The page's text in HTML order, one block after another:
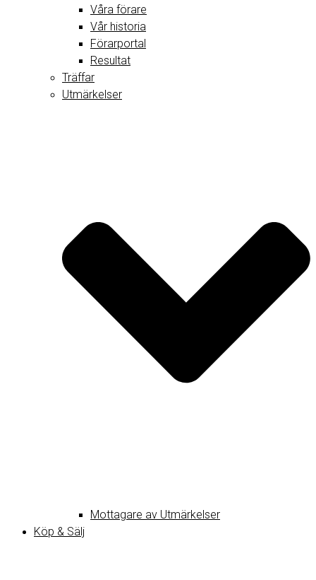
Våra förare
Vår historia
Förarportal
Resultat
Träffar
Utmärkelser
Mottagare av Utmärkelser
Köp & Sälj